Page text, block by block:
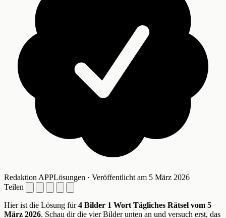
Redaktion APPLösungen · Veröffentlicht am 5 März 2026
Teilen
Hier ist die Lösung für4 Bilder 1 Wort Tägliches Rätsel vom 5
März 2026. Schau dir die vier Bilder unten an und versuch erst, das